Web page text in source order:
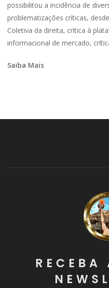
possibilitou a incidência de
problematizações críticas,
Coletiva da direita, crítica à
informacional de mercado,
Saiba Mais
RECEBA